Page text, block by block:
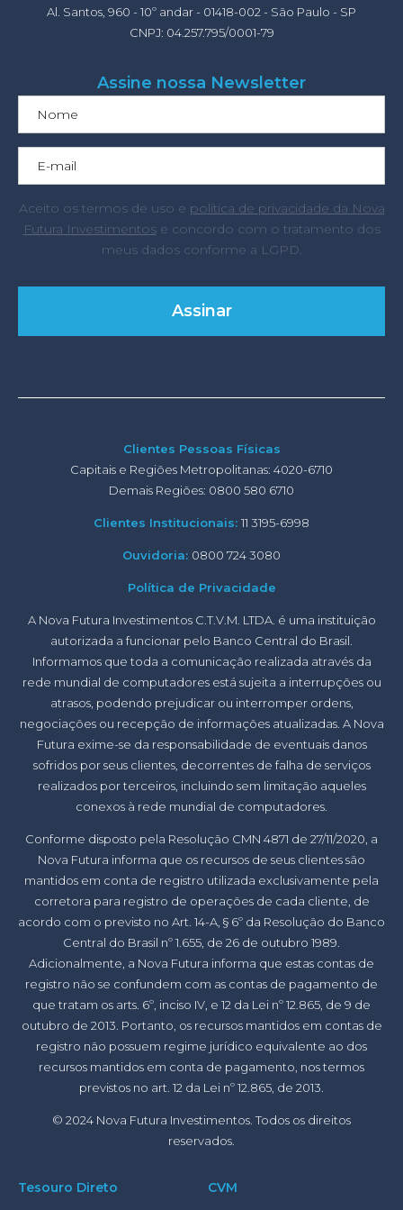
Al. Santos, 960 - 10º andar - 01418-002 - São Paulo - SP
CNPJ: 04.257.795/0001-79
Assine nossa Newsletter
Aceito os termos de uso e política de privacidade da Nova
Futura Investimentose concordo com o tratamento dos
meus dados conforme a LGPD.
Clientes Pessoas Físicas
Capitais e Regiões Metropolitanas: 4020-6710
Demais Regiões: 0800 580 6710
Clientes Institucionais: 11 3195-6998
Ouvidoria: 0800 724 3080
Política de Privacidade
A Nova Futura Investimentos C.T.V.M. LTDA. é uma instituição
autorizada a funcionar pelo Banco Central do Brasil.
Informamos que toda a comunicação realizada através da
rede mundial de computadores está sujeita a interrupções ou
atrasos, podendo prejudicar ou interromper ordens,
negociações ou recepção de informações atualizadas. A Nova
Futura exime-se da responsabilidade de eventuais danos
sofridos por seus clientes, decorrentes de falha de serviços
realizados por terceiros, incluindo sem limitação aqueles
conexos à rede mundial de computadores.
Conforme disposto pela Resolução CMN 4871 de 27/11/2020, a
Nova Futura informa que os recursos de seus clientes são
mantidos em conta de registro utilizada exclusivamente pela
corretora para registro de operações de cada cliente, de
acordo com o previsto no Art. 14-A, § 6º da Resolução do Banco
Central do Brasil nº 1.655, de 26 de outubro 1989.
Adicionalmente, a Nova Futura informa que estas contas de
registro não se confundem com as contas de pagamento de
que tratam os arts. 6º, inciso IV, e 12 da Lei nº 12.865, de 9 de
outubro de 2013. Portanto, os recursos mantidos em contas de
registro não possuem regime jurídico equivalente ao dos
recursos mantidos em conta de pagamento, nos termos
previstos no art. 12 da Lei nº 12.865, de 2013.
© 2024 Nova Futura Investimentos. Todos os direitos
reservados.
Tesouro Direto CVM